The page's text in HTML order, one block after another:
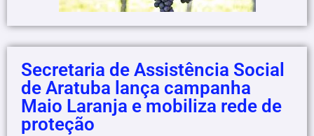
Secretaria de Assistência Social
de Aratuba lança campanha
Maio Laranja e mobiliza rede de
proteção